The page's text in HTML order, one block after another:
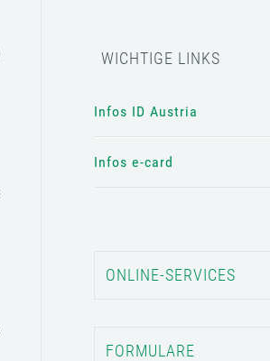
WICHTIGE LINKS
Infos ID Austria
Infos e-card
ONLINE-SERVICES
FORMULARE